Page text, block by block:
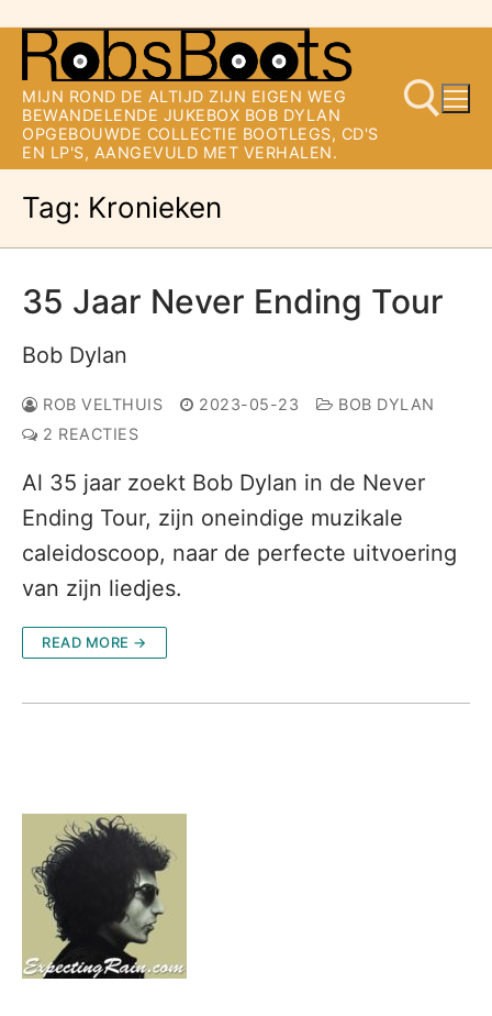
naar
de
inhoud
MIJN ROND DE ALTIJD ZIJN EIGEN WEG
BEWANDELENDE JUKEBOX BOB DYLAN
OPGEBOUWDE COLLECTIE BOOTLEGS, CD'S
EN LP'S, AANGEVULD MET VERHALEN.
Zoeken naar:
Tag: Kronieken
35 Jaar Never Ending Tour
Bob Dylan
ROB VELTHUIS 2023-05-23
BOB DYLAN
2 REACTIES
Al 35 jaar zoekt Bob Dylan in de Never
Ending Tour, zijn oneindige muzikale
caleidoscoop, naar de perfecte uitvoering
van zijn liedjes.
READ MORE →